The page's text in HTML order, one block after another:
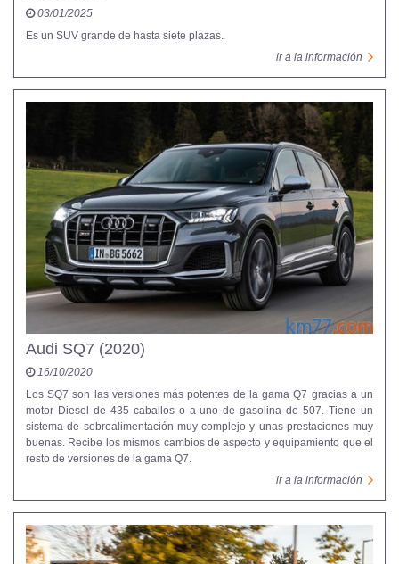
03/01/2025
Es un SUV grande de hasta siete plazas.
ir a la información
Audi SQ7 (2020)
16/10/2020
Los SQ7 son las versiones más potentes de la gama Q7 gracias a un
motor Diesel de 435 caballos o a uno de gasolina de 507. Tiene un
sistema de sobrealimentación muy complejo y unas prestaciones muy
buenas. Recibe los mismos cambios de aspecto y equipamiento que el
resto de versiones de la gama Q7.
ir a la información